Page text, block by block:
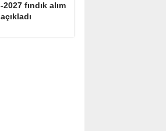
fındık alım